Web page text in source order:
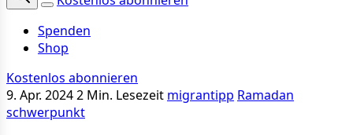
Spenden
Shop
Kostenlos abonnieren
9. Apr. 20242 Min. Lesezeit migrantipp Ramadan
schwerpunkt